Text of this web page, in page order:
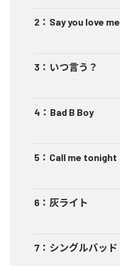
2 ： Say you love me
3 ： いつ言う？
4 ： Bad B Boy
5 ： Call me tonight
6 ： 灰ライト
7 ： シングルバッド